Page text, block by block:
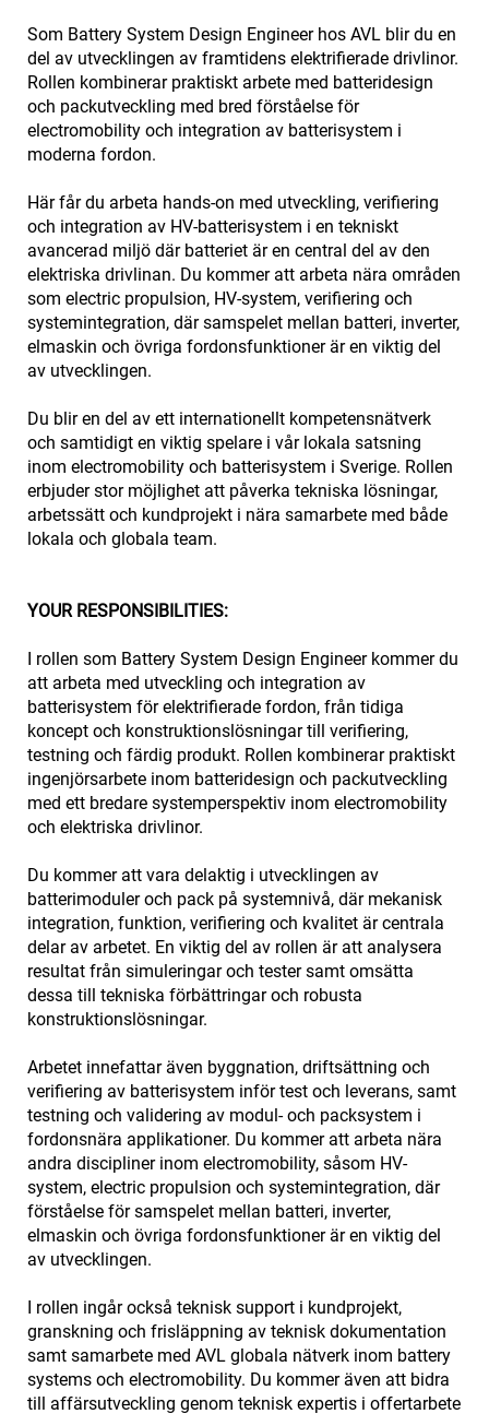
Som Battery System Design Engineer hos AVL blir du en
del av utvecklingen av framtidens elektrifierade drivlinor.
Rollen kombinerar praktiskt arbete med batteridesign
och packutveckling med bred förståelse för
electromobility och integration av batterisystem i
moderna fordon.
Här får du arbeta hands-on med utveckling, verifiering
och integration av HV-batterisystem i en tekniskt
avancerad miljö där batteriet är en central del av den
elektriska drivlinan. Du kommer att arbeta nära områden
som electric propulsion, HV-system, verifiering och
systemintegration, där samspelet mellan batteri, inverter,
elmaskin och övriga fordonsfunktioner är en viktig del
av utvecklingen.
Du blir en del av ett internationellt kompetensnätverk
och samtidigt en viktig spelare i vår lokala satsning
inom electromobility och batterisystem i Sverige. Rollen
erbjuder stor möjlighet att påverka tekniska lösningar,
arbetssätt och kundprojekt i nära samarbete med både
lokala och globala team.
YOUR RESPONSIBILITIES:
I rollen som Battery System Design Engineer kommer du
att arbeta med utveckling och integration av
batterisystem för elektrifierade fordon, från tidiga
koncept och konstruktionslösningar till verifiering,
testning och färdig produkt. Rollen kombinerar praktiskt
ingenjörsarbete inom batteridesign och packutveckling
med ett bredare systemperspektiv inom electromobility
och elektriska drivlinor.
Du kommer att vara delaktig i utvecklingen av
batterimoduler och pack på systemnivå, där mekanisk
integration, funktion, verifiering och kvalitet är centrala
delar av arbetet. En viktig del av rollen är att analysera
resultat från simuleringar och tester samt omsätta
dessa till tekniska förbättringar och robusta
konstruktionslösningar.
Arbetet innefattar även byggnation, driftsättning och
verifiering av batterisystem inför test och leverans, samt
testning och validering av modul- och packsystem i
fordonsnära applikationer. Du kommer att arbeta nära
andra discipliner inom electromobility, såsom HV-
system, electric propulsion och systemintegration, där
förståelse för samspelet mellan batteri, inverter,
elmaskin och övriga fordonsfunktioner är en viktig del
av utvecklingen.
I rollen ingår också teknisk support i kundprojekt,
granskning och frisläppning av teknisk dokumentation
samt samarbete med AVL globala nätverk inom battery
systems och electromobility. Du kommer även att bidra
till affärsutveckling genom teknisk expertis i offertarbete